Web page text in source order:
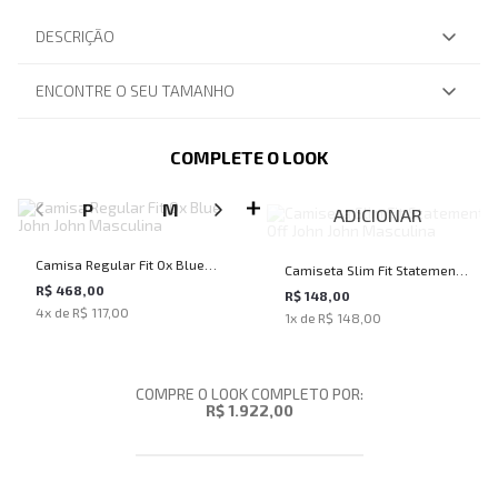
DESCRIÇÃO
ENCONTRE O SEU TAMANHO
COMPLETE O LOOK
P M G GG
Camisa Regular Fit Ox Blue
John John Masculina
R$ 468,00
4x de R$ 117,00
ADICIONAR
Camiseta Slim Fit Statement
Off John John Masculina
R$ 148,00
1x de R$ 148,00
COMPRE O LOOK COMPLETO POR:
R$ 1.922,00